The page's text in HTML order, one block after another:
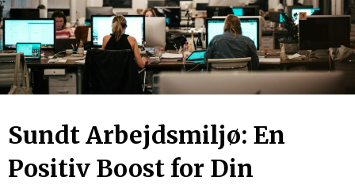
Sundt Arbejdsmiljø: En
Positiv Boost for Din